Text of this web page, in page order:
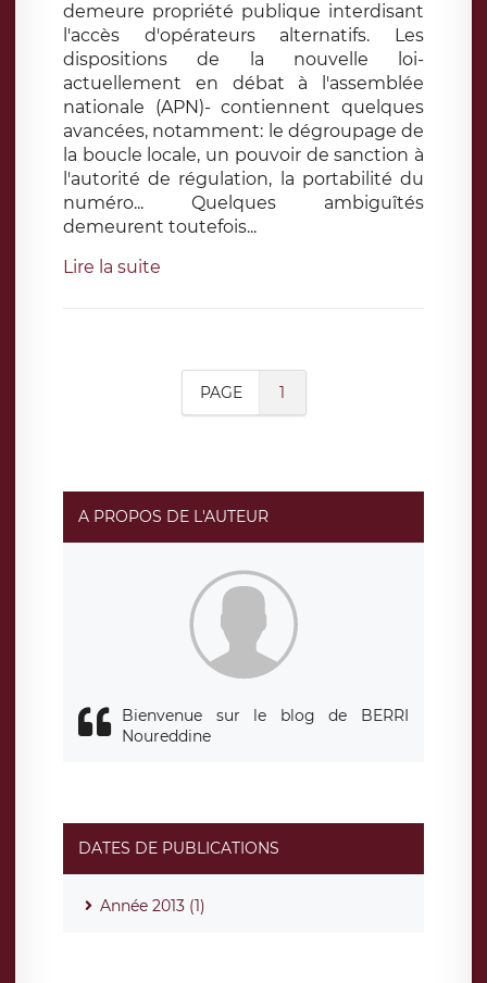
demeure propriété publique interdisant
l'accès d'opérateurs alternatifs. Les
dispositions de la nouvelle loi-
actuellement en débat à l'assemblée
nationale (APN)- contiennent quelques
avancées, notamment: le dégroupage de
la boucle locale, un pouvoir de sanction à
l'autorité de régulation, la portabilité du
numéro... Quelques ambiguîtés
demeurent toutefois...
Lire la suite
PAGE 1
A PROPOS DE L'AUTEUR
Bienvenue sur le blog de BERRI
Noureddine
DATES DE PUBLICATIONS
Année 2013 (1)